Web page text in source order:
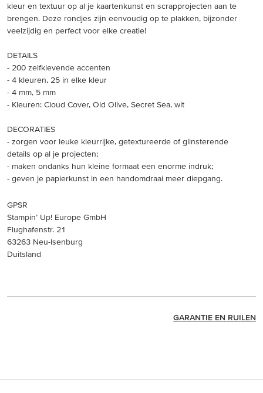
kleur en textuur op al je kaartenkunst en scrapprojecten aan te
brengen. Deze rondjes zijn eenvoudig op te plakken, bijzonder
veelzijdig en perfect voor elke creatie!
DETAILS
- 200 zelfklevende accenten
- 4 kleuren, 25 in elke kleur
- 4 mm, 5 mm
- Kleuren: Cloud Cover, Old Olive, Secret Sea, wit
DECORATIES
- zorgen voor leuke kleurrijke, getextureerde of glinsterende
details op al je projecten;
- maken ondanks hun kleine formaat een enorme indruk;
- geven je papierkunst in een handomdraai meer diepgang.
GPSR
Stampin’ Up! Europe GmbH
Flughafenstr. 21
63263 Neu-Isenburg
Duitsland
GARANTIE EN RUILEN